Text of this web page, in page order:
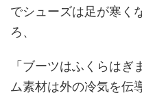
でシューズは足が寒く
ろ、
「ブーツはふくらは
ム素材は外の冷気を伝